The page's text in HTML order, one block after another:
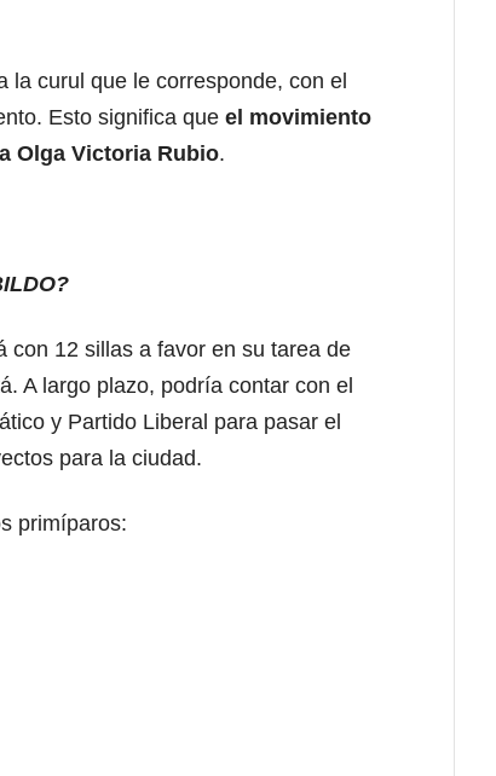
la curul que le corresponde, con el
Esto significa que el movimiento
Olga Victoria Rubio.
con 12 sillas a favor en su tarea de
A largo plazo, podría contar con el
y Partido Liberal para pasar el
para la ciudad.
primíparos: